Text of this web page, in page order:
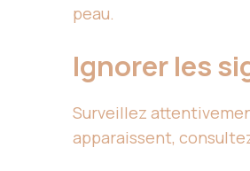
peau.
Ignorer les
Surveillez
apparaissent,